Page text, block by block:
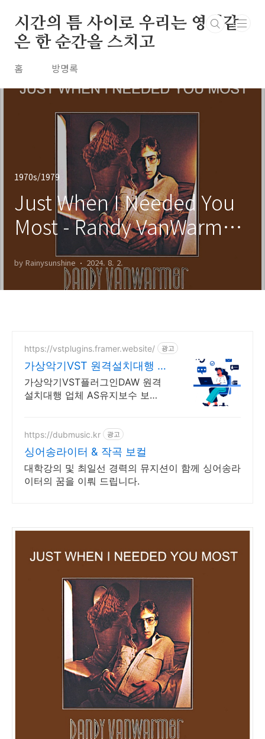
시간의 틈 사이로 우리는 영원같
은 한 순간을 스치고
홈 방명록
1970s/1979
Just When I Needed You
Most - Randy VanWarmer
/ 1979
by Rainysunshine 2024. 8. 2.
https://vstplugins.framer.website/ 광고
가상악기VST 원격설치대행 가
상악기플러그인 원격설치대행
가상악기VST플러그인DAW 원격
설치대행 업체 AS유지보수 보
체/AS 유지보수 보장/24시간 상담
https://dubmusic.kr 광고
싱어송라이터 & 작곡 보컬
대학강의 및 최일선 경력의 뮤지션이 함께 싱어송라
이터의 꿈을 이뤄 드립니다.